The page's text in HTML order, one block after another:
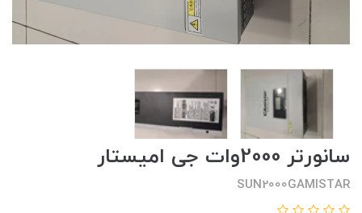
سانورتر 2000وات جی امیستار
SUN2000GAMISTAR